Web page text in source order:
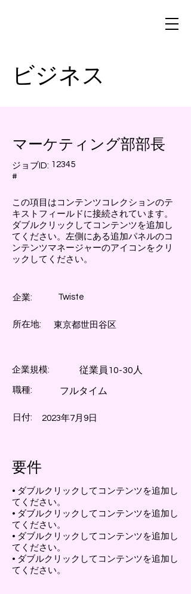
ビジネス
マーケティング部部長
ジョブID:
#
12345
この項目はコンテンツコレクションのテ
キストフィールドに接続されています。
ダブルクリックしてコンテンツを追加し
てください。左側にある追加パネルのコ
ンテンツマネージャーのアイコンをクリ
ックしてください。
企業: Twiste
所在地: 東京都世田谷区
企業規模: 従業員10-30人
職種: フルタイム
日付: 2023年7月9日
要件
• ダブルクリックしてコンテンツを追加し
てください。
• ダブルクリックしてコンテンツを追加し
てください。
• ダブルクリックしてコンテンツを追加し
てください。
• ダブルクリックしてコンテンツを追加し
てください。